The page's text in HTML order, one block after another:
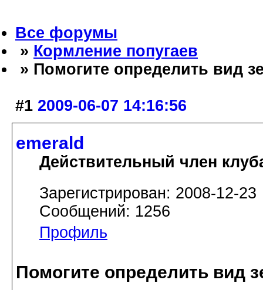
Все форумы
» Кормление попугаев
» Помогите определить вид
#1 2009-06-07 14:16:56
emerald
Действительный член
Зарегистрирован: 2008-12-23
Сообщений: 1256
Профиль
Помогите определить вид